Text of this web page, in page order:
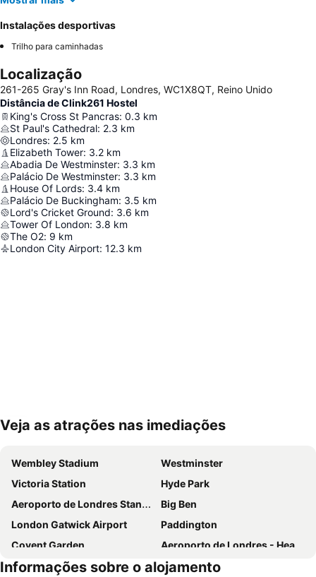
Instalações desportivas
Trilho para caminhadas
Localização
261-265 Gray's Inn Road, Londres, WC1X8QT, Reino Unido
Distância de Clink261 Hostel
King's Cross St Pancras: 0.3 km
St Paul's Cathedral: 2.3 km
Londres: 2.5 km
Elizabeth Tower: 3.2 km
Abadia De Westminster: 3.3 km
Palácio De Westminster: 3.3 km
House Of Lords: 3.4 km
Palácio De Buckingham: 3.5 km
Lord's Cricket Ground: 3.6 km
Tower Of London: 3.8 km
The O2: 9 km
London City Airport: 12.3 km
Ampliar mapa
Veja as atrações nas imediações
Wembley Stadium
Westminster
Victoria Station
Hyde Park
Aeroporto de Londres Stansted
Big Ben
London Gatwick Airport
Paddington
Covent Garden
Aeroporto de Londres - Heathrow
Liverpool Street Station
Soho
Informações sobre o alojamento